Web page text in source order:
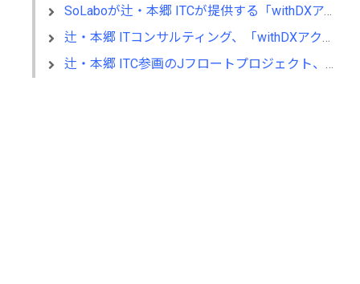
SoLaboが辻・本郷 ITCが提供する「withDXアクセラレーションプログラム」に参画
辻・本郷 ITコンサルティング、「withDXアクセラレーションプログラム」を本格始動
辻・本郷 ITC参画のJフロートプロジェクト、「J-Float認定制度」を開始